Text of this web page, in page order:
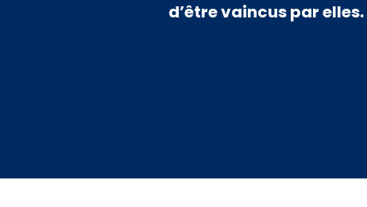
d’être vaincus par elles.